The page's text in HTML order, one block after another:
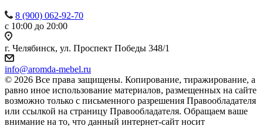
8 (900) 062-92-70
с 10:00 до 20:00
г. Челябинск, ул. Проспект Победы 348/1
info@aromda-mebel.ru
© 2026 Все права защищены. Копирование, тиражирование, а
равно иное использование материалов, размещенных на сайте
возможно только с письменного разрешения Правообладателя
или ссылкой на страницу Правообладателя. Обращаем ваше
внимание на то, что данный интернет-сайт носит